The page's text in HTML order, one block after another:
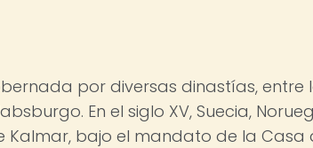
por diversas dinastías, entre
En el siglo XV, Suecia,
Kalmar, bajo el mandato de la Casa